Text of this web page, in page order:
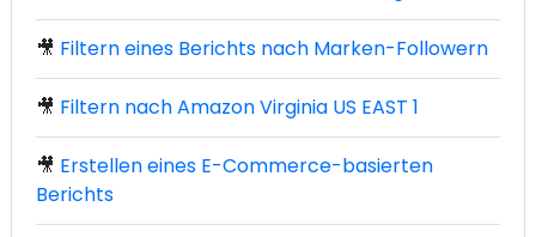
🎥 Filtern eines Berichts nach Marken-Followern
🎥 Filtern nach Amazon Virginia US EAST 1
🎥 Erstellen eines E-Commerce-basierten
Berichts